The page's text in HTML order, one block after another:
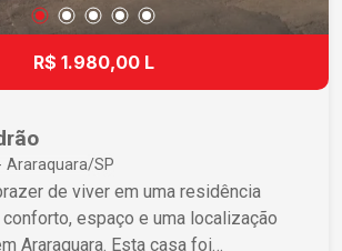
R$ 1.980,00 L
Araraquara/SP
de viver em uma residência
espaço e uma localização
Araraquara. Esta casa foi